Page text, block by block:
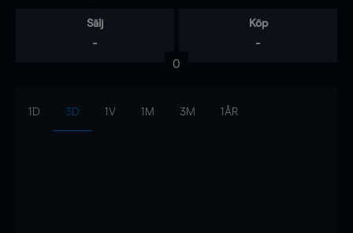
Sälj
-
Köp
-
0
1D 3D 1V 1M 3M 1ÅR